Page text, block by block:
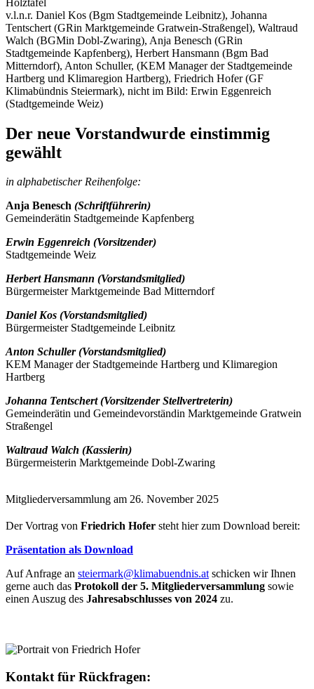
v.l.n.r. Daniel Kos (Bgm Stadtgemeinde Leibnitz), Johanna
Tentschert (GRin Marktgemeinde Gratwein-Straßengel), Waltraud
Walch (BGMin Dobl-Zwaring), Anja Benesch (GRin
Stadtgemeinde Kapfenberg), Herbert Hansmann (Bgm Bad
Mitterndorf), Anton Schuller, (KEM Manager der Stadtgemeinde
Hartberg und Klimaregion Hartberg), Friedrich Hofer (GF
Klimabündnis Steiermark), nicht im Bild: Erwin Eggenreich
(Stadtgemeinde Weiz)
Der neue Vorstandwurde einstimmig
gewählt
in alphabetischer Reihenfolge:
Anja Benesch (Schriftführerin)
Gemeinderätin Stadtgemeinde Kapfenberg
Erwin Eggenreich (Vorsitzender)
Stadtgemeinde Weiz
Herbert Hansmann (Vorstandsmitglied)
Bürgermeister Marktgemeinde Bad Mitterndorf
Daniel Kos (Vorstandsmitglied)
Bürgermeister Stadtgemeinde Leibnitz
Anton Schuller (Vorstandsmitglied)
KEM Manager der Stadtgemeinde Hartberg und Klimaregion
Hartberg
Johanna Tentschert (Vorsitzender Stellvertreterin)
Gemeinderätin und Gemeindevorständin Marktgemeinde Gratwein
Straßengel
Waltraud Walch (Kassierin)
Bürgermeisterin Marktgemeinde Dobl-Zwaring
Mitgliederversammlung am 26. November 2025
Der Vortrag von Friedrich Hofer steht hier zum Download bereit:
Präsentation als Download
Auf Anfrage an steiermark@klimabuendnis.at schicken wir Ihnen
gerne auch das Protokoll der 5. Mitgliederversammlung sowie
einen Auszug des Jahresabschlusses von 2024 zu.
Kontakt für Rückfragen: